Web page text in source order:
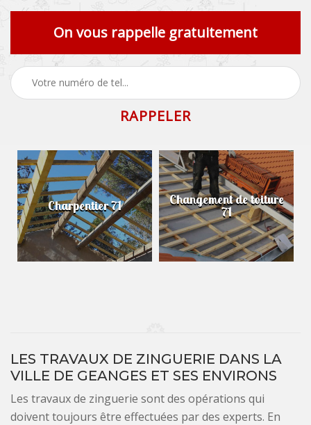
On vous rappelle gratuitement
Charpentier 71 Changement de toiture
71
LES TRAVAUX DE ZINGUERIE DANS LA
VILLE DE GEANGES ET SES ENVIRONS
Les travaux de zinguerie sont des opérations qui
doivent toujours être effectuées par des experts. En